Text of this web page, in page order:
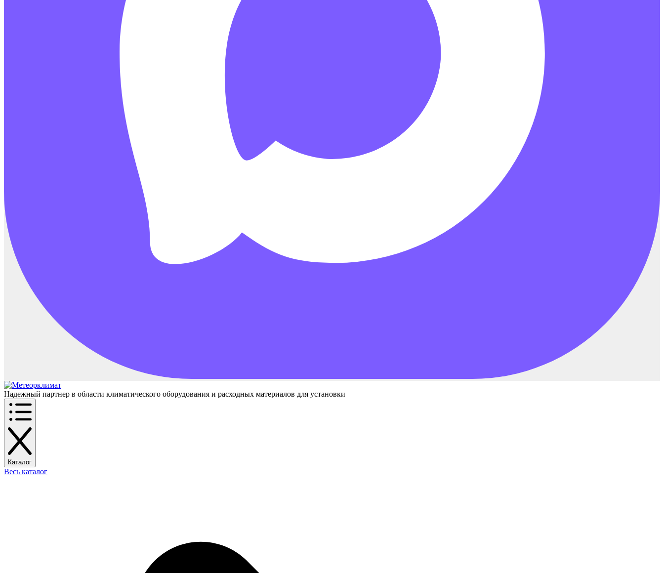
Надежный партнер в области климатического оборудования и расходных материалов для установки
Каталог
Весь каталог